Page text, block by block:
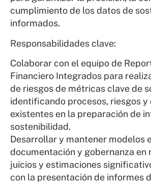
cumplimiento de los datos de
informados.
Responsabilidades clave:
Colaborar con el equipo de
Financiero Integrados para
de riesgos de métricas clave de
identificando procesos, riesgos
existentes en la preparación de
sostenibilidad.
Desarrollar y mantener modelos
documentación y gobernanza en
juicios y estimaciones
con la presentación de informes